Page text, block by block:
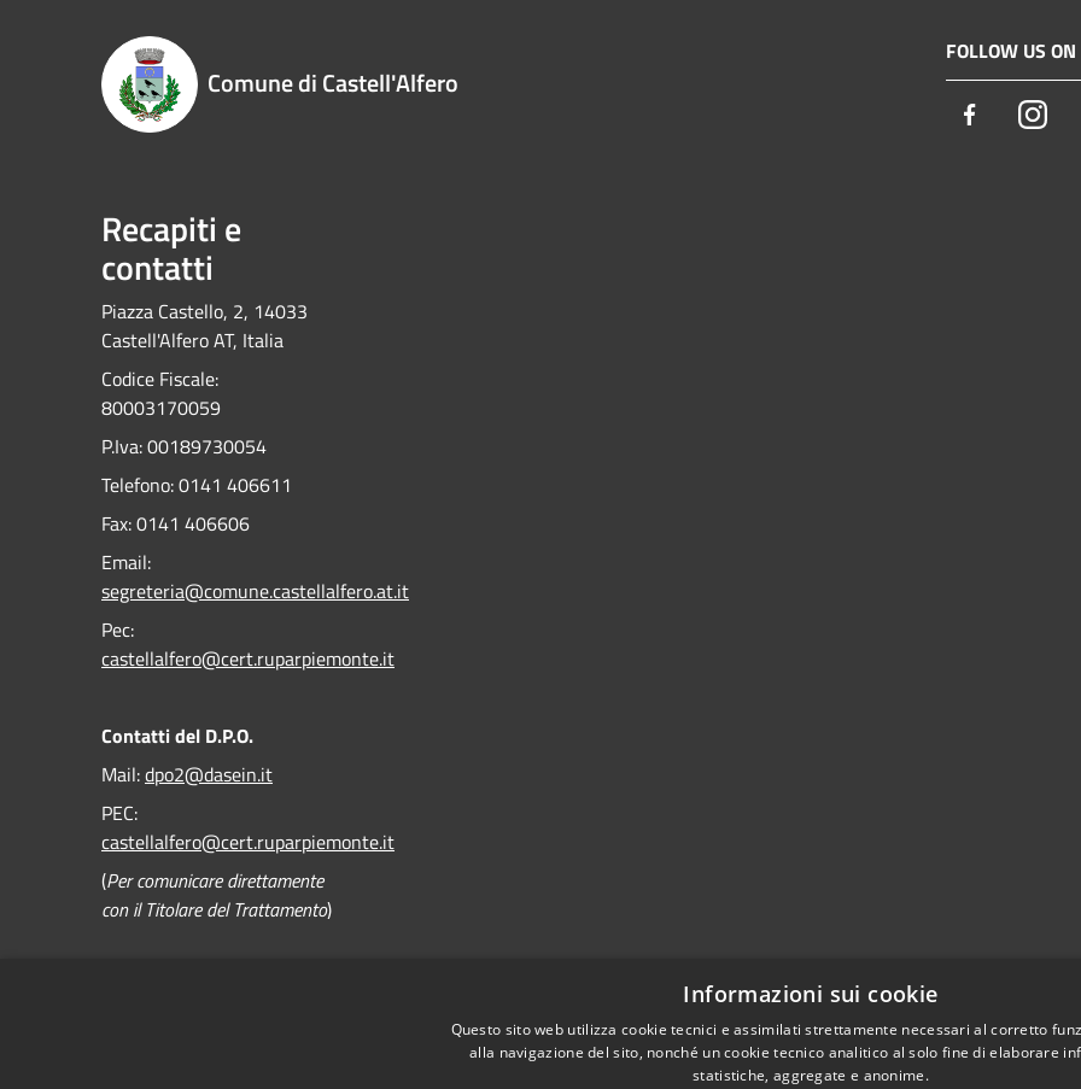
Comune di Castell'Alfero
FOLLOW US ON
Facebook
Recapiti e
contatti
Piazza Castello, 2, 14033
Castell'Alfero AT, Italia
Codice Fiscale:
80003170059
P.Iva: 00189730054
Telefono:0141 406611
Fax:0141 406606
Email:
segreteria@comune.castellalfero.at.it
Pec:
castellalfero@cert.ruparpiemonte.it
Contatti del D.P.O.
Mail:dpo2@dasein.it
PEC:
castellalfero@cert.ruparpiemonte.it
(Per comunicare direttamente
con il Titolare del Trattamento)
Informazioni sui cookie
Questo sito web utilizza cookie tecnici e assimilati strettamente necessari al corretto
alla navigazione del sito, nonché un cookie tecnico analitico al solo fine di elaborare
statistiche, aggregate e anonime.